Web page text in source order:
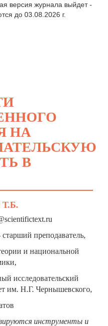
версия журнала выйдет -
до 03.08.2026 г.
НА
В
Т.Б.
преподаватель,
и национальной
исследовательский
им. Н.Г. Чернышевского,
инструменты и